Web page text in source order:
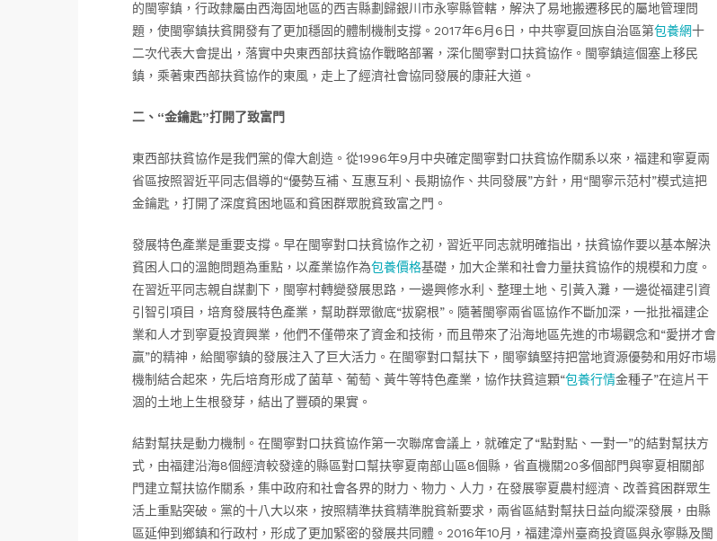
的閩寧鎮，行政隸屬由西海固地區的西吉縣劃歸銀川市永寧縣管轄，解決了易地搬遷移民的屬地管理問
題，使閩寧鎮扶貧開發有了更加穩固的體制機制支撐。2017年6月6日，中共寧夏回族自治區第包養網十
二次代表大會提出，落實中央東西部扶貧協作戰略部署，深化閩寧對口扶貧協作。閩寧鎮這個塞上移民
鎮，乘著東西部扶貧協作的東風，走上了經濟社會協同發展的康莊大道。
二、“金鑰匙”打開了致富門
東西部扶貧協作是我們黨的偉大創造。從1996年9月中央確定閩寧對口扶貧協作關系以來，福建和寧夏兩
省區按照習近平同志倡導的“優勢互補、互惠互利、長期協作、共同發展”方針，用“閩寧示范村”模式這把
金鑰匙，打開了深度貧困地區和貧困群眾脫貧致富之門。
發展特色產業是重要支撐。早在閩寧對口扶貧協作之初，習近平同志就明確指出，扶貧協作要以基本解決
貧困人口的溫飽問題為重點，以產業協作為包養價格基礎，加大企業和社會力量扶貧協作的規模和力度。
在習近平同志親自謀劃下，閩寧村轉變發展思路，一邊興修水利、整理土地、引黃入灘，一邊從福建引資
引智引項目，培育發展特色產業，幫助群眾徹底“拔窮根”。隨著閩寧兩省區協作不斷加深，一批批福建企
業和人才到寧夏投資興業，他們不僅帶來了資金和技術，而且帶來了沿海地區先進的市場觀念和“愛拼才會
贏”的精神，給閩寧鎮的發展注入了巨大活力。在閩寧對口幫扶下，閩寧鎮堅持把當地資源優勢和用好市場
機制結合起來，先后培育形成了菌草、葡萄、黃牛等特色產業，協作扶貧這顆“包養行情金種子”在這片干
涸的土地上生根發芽，結出了豐碩的果實。
結對幫扶是動力機制。在閩寧對口扶貧協作第一次聯席會議上，就確定了“點對點、一對一”的結對幫扶方
式，由福建沿海8個經濟較發達的縣區對口幫扶寧夏南部山區8個縣，省直機關20多個部門與寧夏相關部
門建立幫扶協作關系，集中政府和社會各界的財力、物力、人力，在發展寧夏農村經濟、改善貧困群眾生
活上重點突破。黨的十八大以來，按照精準扶貧精準脫貧新要求，兩省區結對幫扶日益向縱深發展，由縣
區延伸到鄉鎮和行政村，形成了更加緊密的發展共同體。2016年10月，福建漳州臺商投資區與永寧縣及閩